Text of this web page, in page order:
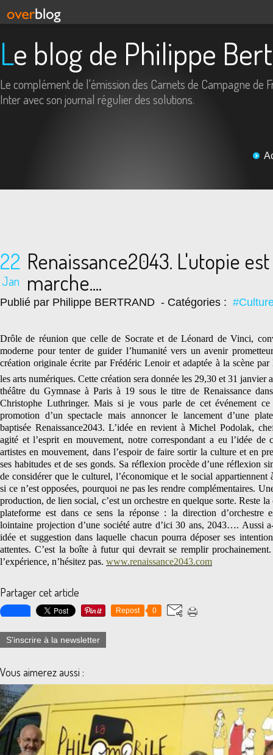
Le blog de Philippe
Le complément de l'émission des Carnets de Campagne de
Inter avec son journal régulier des solutions.
22
Jan
Renaissance2043. L'utopie
marche....
Publié par Philippe BERTRAND - Catégories :
Drôle de réunion que celle de Socrate et de Léonard de Vinci,
moderne pour tenter de guider l’humanité vers un avenir
création originale écrite par Frédéric Lenoir et adaptée à la scène
les arts numériques. Cette création sera donnée les 29,30 et 31 janvier
théâtre du Gymnase à Paris à 19 sous le titre de Renaissance
Christophe Luthringer. Mais si je vous parle de cet événement
promotion d’un spectacle mais annoncer le lancement d’une
baptisée Renaissance2043. L’idée en revient à Michel Podolak,
agité et l’esprit en mouvement, notre correspondant a eu l’idée de
artistes en mouvement, dans l’espoir de faire sortir la culture et en
ses habitudes et de ses gonds. Sa réflexion procède d’une réflexion
de considérer que le culturel, l’économique et le social appartiennent
si ce n’est opposées, pourquoi ne pas les rendre complémentaires.
production, de lien social, c’est un orchestre en quelque sorte. Reste
plateforme est dans ce sens la réponse : la direction d’orchestre
lointaine projection d’une société autre d’ici 30 ans, 2043…. Aussi
idée et suggestion dans laquelle chacun pourra déposer ses
attentes. C’est la boîte à futur qui devrait se remplir
l’expérience, n’hésitez pas. www.renaissance2043.com
Partager cet article
Repost 0
S'inscrire à la newsletter
Vous aimerez aussi :